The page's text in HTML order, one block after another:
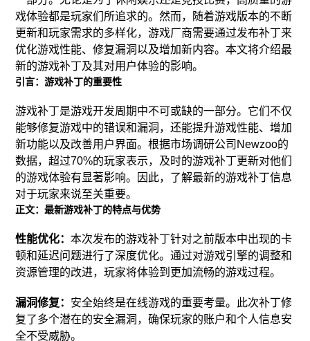
戏体验都是玩家们所追求的。然而，随着游戏版本的不断
更新和玩家需求的多样化，游戏厂商需要通过发布补丁来
优化游戏性能、修复漏洞以及增加新内容。本文将介绍最
新的游戏补丁及其对用户体验的影响。
引言：游戏补丁的重要性
游戏补丁是游戏开发周期中不可或缺的一部分。它们不仅
能够修复游戏中的错误和漏洞，还能提升游戏性能、增加
新功能以及改善用户界面。根据市场调研公司Newzoo的
数据，超过70%的玩家表示，及时的游戏补丁更新对他们
的游戏体验有显著影响。因此，了解最新的游戏补丁信息
对于玩家来说至关重要。
正文：最新游戏补丁的特点与优势
性能优化：本次发布的游戏补丁针对之前版本中出现的卡
顿和延迟问题进行了深度优化。通过对游戏引擎的调整和
资源管理的改进，玩家将体验到更加流畅的游戏过程。
漏洞修复： 安全始终是在线游戏的重要考量。此次补丁修
复了多个潜在的安全漏洞，确保玩家的账户和个人信息安
全不受威胁。